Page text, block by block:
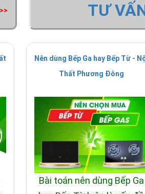
TƯ
Nên dùng Bếp Ga hay Bếp Từ -
Thất Phương Đông
Bài toán nên dùng Bếp Ga